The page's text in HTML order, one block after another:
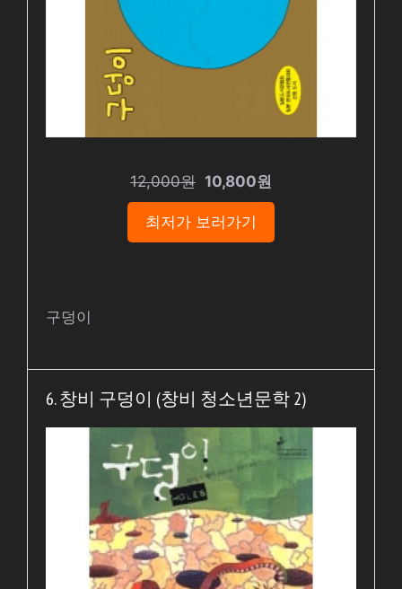
12,000원 10,800원
최저가 보러가기
구덩이
6. 창비 구덩이 (창비 청소년문학 2)